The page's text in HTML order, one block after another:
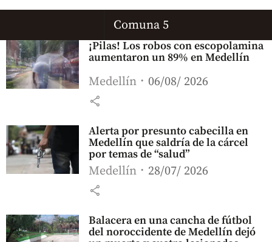
Comuna 5
¡Pilas! Los robos con escopolamina
aumentaron un 89% en Medellín
Medellín 06/08/ 2026
share
Alerta por presunto cabecilla en
Medellín que saldría de la cárcel
por temas de “salud”
Medellín 28/07/ 2026
share
Balacera en una cancha de fútbol
del noroccidente de Medellín dejó